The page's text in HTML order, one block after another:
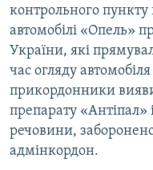
контрольного пункту
автомобілі «Опель»
України, які
час огляду
прикордонники
препарату «Антіпал»
речовини,
адмінкордон.